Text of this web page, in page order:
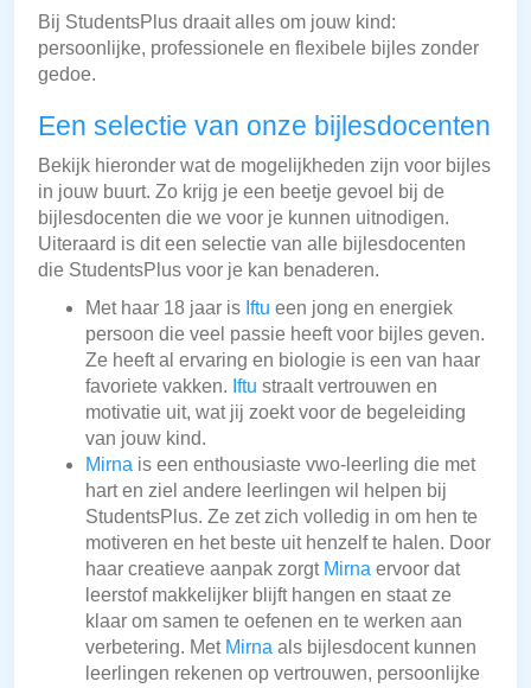
Bij StudentsPlus draait alles om jouw kind:
persoonlijke, professionele en flexibele bijles zonder
gedoe.
Een selectie van onze bijlesdocenten
Bekijk hieronder wat de mogelijkheden zijn voor bijles
in jouw buurt. Zo krijg je een beetje gevoel bij de
bijlesdocenten die we voor je kunnen uitnodigen.
Uiteraard is dit een selectie van alle bijlesdocenten
die StudentsPlus voor je kan benaderen.
Met haar 18 jaar is Iftu een jong en energiek
persoon die veel passie heeft voor bijles geven.
Ze heeft al ervaring en biologie is een van haar
favoriete vakken. Iftu straalt vertrouwen en
motivatie uit, wat jij zoekt voor de begeleiding
van jouw kind.
Mirna is een enthousiaste vwo-leerling die met
hart en ziel andere leerlingen wil helpen bij
StudentsPlus. Ze zet zich volledig in om hen te
motiveren en het beste uit henzelf te halen. Door
haar creatieve aanpak zorgt Mirna ervoor dat
leerstof makkelijker blijft hangen en staat ze
klaar om samen te oefenen en te werken aan
verbetering. Met Mirna als bijlesdocent kunnen
leerlingen rekenen op vertrouwen, persoonlijke